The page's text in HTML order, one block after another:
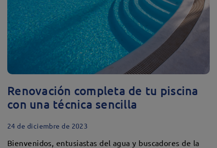
Renovación completa de tu piscina
con una técnica sencilla
24 de diciembre de 2023
Bienvenidos, entusiastas del agua y buscadores de la